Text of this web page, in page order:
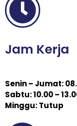
Jam Kerja
Senin – Jumat:
Sabtu: 10.00 –
Minggu: Tutup